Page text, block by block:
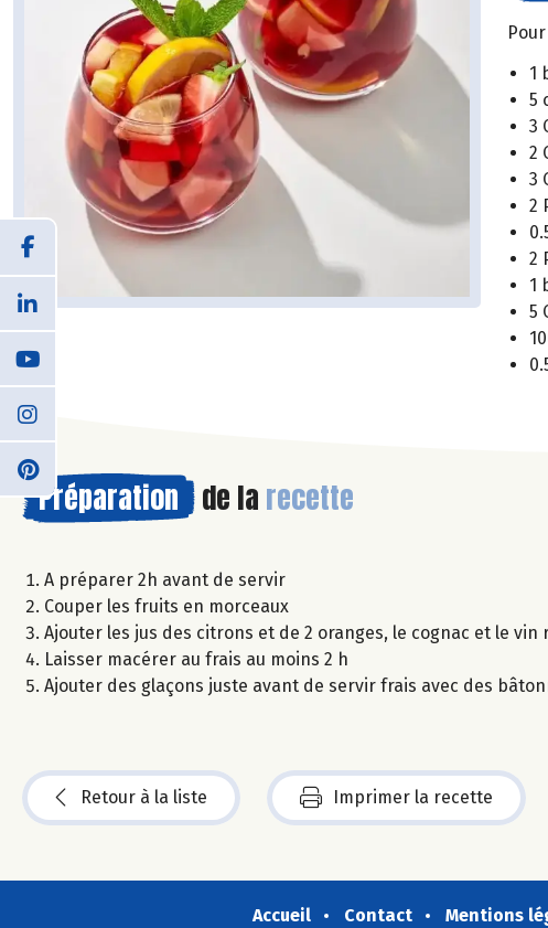
1
5
3
2
3
2
2
1
5
Préparation de la recette
A préparer 2h avant de servir
Couper les fruits en morceaux
Ajouter les jus des citrons et de 2 oranges, le cognac et le vin
Laisser macérer au frais au moins 2 h
Ajouter des glaçons juste avant de servir frais avec des
Retour à la liste Imprimer la recette
Accueil Contact Mentions